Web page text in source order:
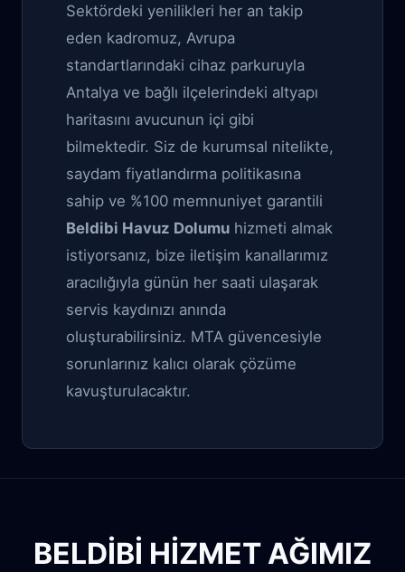
Sektördeki yenilikleri her an takip
eden kadromuz, Avrupa
standartlarındaki cihaz parkuruyla
Antalya ve bağlı ilçelerindeki altyapı
haritasını avucunun içi gibi
bilmektedir. Siz de kurumsal nitelikte,
saydam fiyatlandırma politikasına
sahip ve %100 memnuniyet garantili
Beldibi Havuz Dolumu hizmeti almak
istiyorsanız, bize iletişim kanallarımız
aracılığıyla günün her saati ulaşarak
servis kaydınızı anında
oluşturabilirsiniz. MTA güvencesiyle
sorunlarınız kalıcı olarak çözüme
kavuşturulacaktır.
BELDIBI HİZMET AĞIMIZ